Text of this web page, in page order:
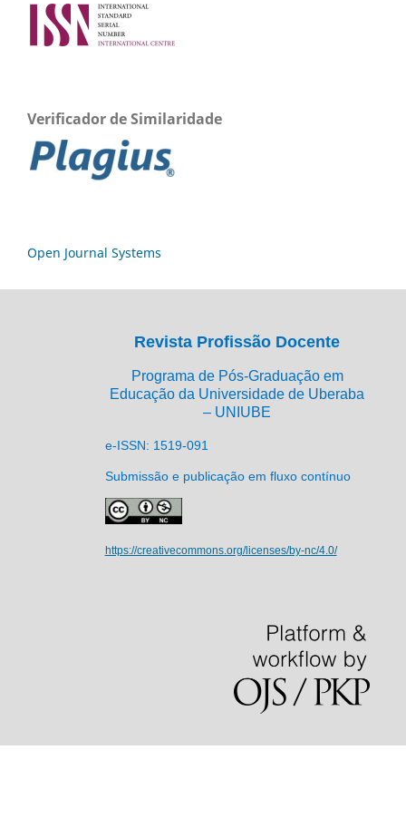
Verificador de Similaridade
Open Journal Systems
Revista Profissão Docente
Programa de Pós-Graduação em
Educação da Universidade de Uberaba
– UNIUBE
e-ISSN: 1519-091
Submissão e publicação em fluxo contínuo
https://creativecommons.org/licenses/by-nc/4.0/